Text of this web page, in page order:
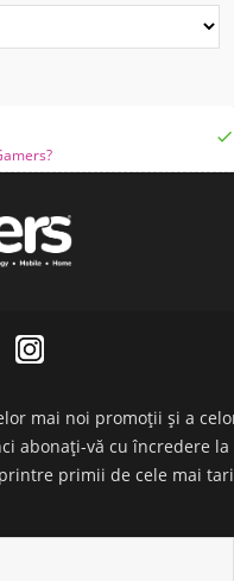

mai noi promoții și a
abonați-vă cu încredere la
primii de cele mai tari